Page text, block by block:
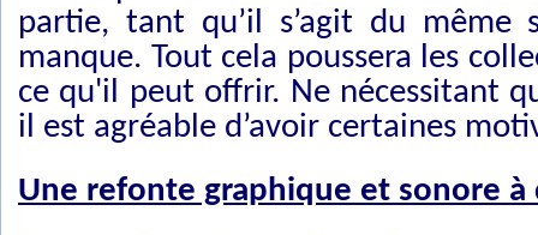
partie, tant qu’il s’agit du même
manque. Tout cela poussera les
ce qu'il peut offrir. Ne nécessitant
il est agréable d’avoir certaines
Une refonte graphique et sonore à